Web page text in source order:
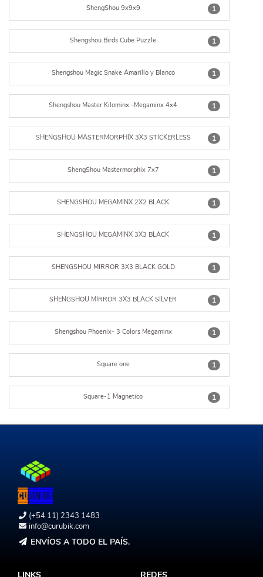
1
ShengShou 9x9x9
1
Shengshou Birds Cube Puzzle
1
Shengshou Magic Snake Amarillo y Blanco
1
Shengshou Master Kilominx -Megaminx 4x4
1
SHENGSHOU MASTERMORPHIX 3X3 STICKERLESS
1
ShengShou Mastermorphix 7x7
1
SHENGSHOU MEGAMINX 2X2 BLACK
1
SHENGSHOU MEGAMINX 3X3 BLACK
1
SHENGSHOU MIRROR 3X3 BLACK GOLD
1
SHENGSHOU MIRROR 3X3 BLACK SILVER
1
Shengshou Phoenix- 3 Colors Megaminx
1
Square one
1
Square-1 Magnetico
(+54 11) 2343 1483
info@curubik.com
ENVÍOS A TODO EL PAÍS.